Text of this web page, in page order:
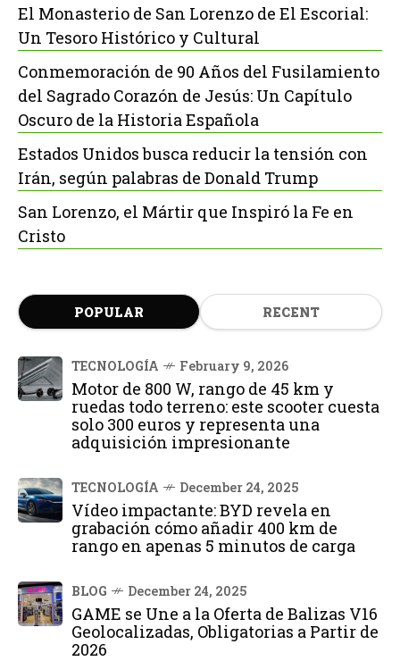
El Monasterio de San Lorenzo de El Escorial:
Un Tesoro Histórico y Cultural
Conmemoración de 90 Años del Fusilamiento
del Sagrado Corazón de Jesús: Un Capítulo
Oscuro de la Historia Española
Estados Unidos busca reducir la tensión con
Irán, según palabras de Donald Trump
San Lorenzo, el Mártir que Inspiró la Fe en
Cristo
POPULAR RECENT
TECNOLOGÍA February 9, 2026
Motor de 800 W, rango de 45 km y
ruedas todo terreno: este scooter cuesta
solo 300 euros y representa una
adquisición impresionante
TECNOLOGÍA December 24, 2025
Vídeo impactante: BYD revela en
grabación cómo añadir 400 km de
rango en apenas 5 minutos de carga
BLOG December 24, 2025
GAME se Une a la Oferta de Balizas V16
Geolocalizadas, Obligatorias a Partir de
2026